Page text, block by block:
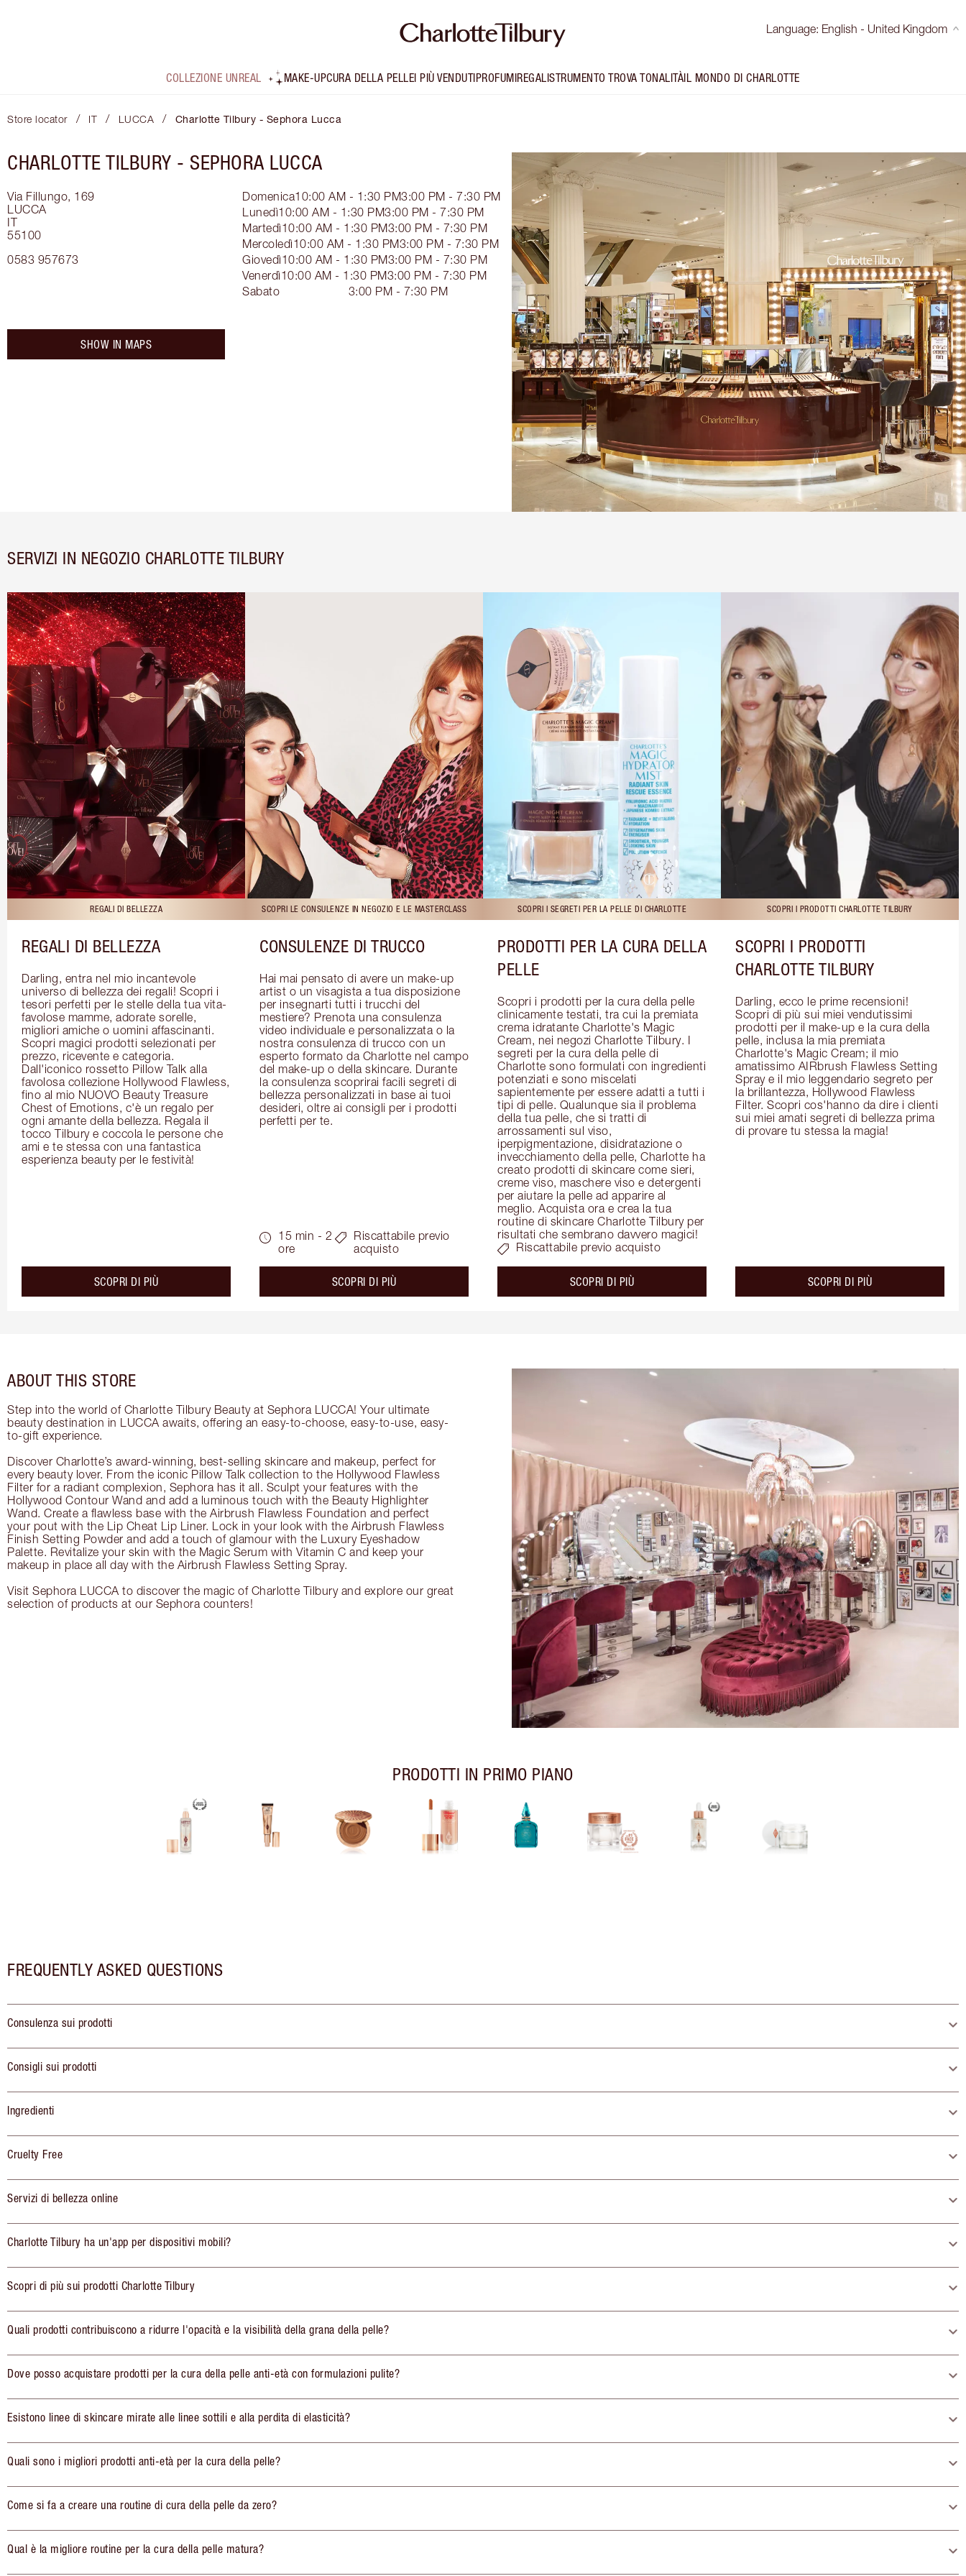
Language: English - United Kingdom
COLLEZIONE UNREAL MAKE-UPCURA DELLA PELLEI PIÙ VENDUTIPROFUMIREGALISTRUMENTO TROVA TONALITÀIL MONDO DI CHARLOTTE
Store locator / IT / LUCCA / Charlotte Tilbury - Sephora Lucca
CHARLOTTE TILBURY - SEPHORA LUCCA
Via Fillungo, 169
LUCCA
IT
55100
0583 957673
Domenica10:00 AM - 1:30 PM3:00 PM - 7:30 PM
Lunedì10:00 AM - 1:30 PM3:00 PM - 7:30 PM
Martedì10:00 AM - 1:30 PM3:00 PM - 7:30 PM
Mercoledì10:00 AM - 1:30 PM3:00 PM - 7:30 PM
Giovedì10:00 AM - 1:30 PM3:00 PM - 7:30 PM
Venerdì10:00 AM - 1:30 PM3:00 PM - 7:30 PM
Sabato
3:00 PM - 7:30 PM
SHOW IN MAPS
SERVIZI IN NEGOZIO CHARLOTTE TILBURY
REGALI DI BELLEZZA
REGALI DI BELLEZZA
Darling, entra nel mio incantevole
universo di bellezza dei regali! Scopri i
tesori perfetti per le stelle della tua vita-
favolose mamme, adorate sorelle,
migliori amiche o uomini affascinanti.
Scopri magici prodotti selezionati per
prezzo, ricevente e categoria.
Dall'iconico rossetto Pillow Talk alla
favolosa collezione Hollywood Flawless,
fino al mio NUOVO Beauty Treasure
Chest of Emotions, c'è un regalo per
ogni amante della bellezza. Regala il
tocco Tilbury e coccola le persone che
ami e te stessa con una fantastica
esperienza beauty per le festività!
SCOPRI DI PIÙabout the
SCOPRI LE CONSULENZE IN NEGOZIO E LE MASTERCLASS
CONSULENZE DI TRUCCO
Hai mai pensato di avere un make-up
artist o un visagista a tua disposizione
per insegnarti tutti i trucchi del
mestiere? Prenota una consulenza
video individuale e personalizzata o la
nostra consulenza di trucco con un
esperto formato da Charlotte nel campo
del make-up o della skincare. Durante
la consulenza scoprirai facili segreti di
bellezza personalizzati in base ai tuoi
desideri, oltre ai consigli per i prodotti
perfetti per te.
15 min - 2
ore
Riscattabile previo
acquisto
SCOPRI DI PIÙabout the
SCOPRI I SEGRETI PER LA PELLE DI CHARLOTTE
PRODOTTI PER LA CURA DELLA
PELLE
Scopri i prodotti per la cura della pelle
clinicamente testati, tra cui la premiata
crema idratante Charlotte's Magic
Cream, nei negozi Charlotte Tilbury. I
segreti per la cura della pelle di
Charlotte sono formulati con ingredienti
potenziati e sono miscelati
sapientemente per essere adatti a tutti i
tipi di pelle. Qualunque sia il problema
della tua pelle, che si tratti di
arrossamenti sul viso,
iperpigmentazione, disidratazione o
invecchiamento della pelle, Charlotte ha
creato prodotti di skincare come sieri,
creme viso, maschere viso e detergenti
per aiutare la pelle ad apparire al
meglio. Acquista ora e crea la tua
routine di skincare Charlotte Tilbury per
risultati che sembrano davvero magici!
Riscattabile previo acquisto
SCOPRI DI PIÙabout the
SCOPRI I PRODOTTI CHARLOTTE TILBURY
SCOPRI I PRODOTTI
CHARLOTTE TILBURY
Darling, ecco le prime recensioni!
Scopri di più sui miei vendutissimi
prodotti per il make-up e la cura della
pelle, inclusa la mia premiata
Charlotte's Magic Cream; il mio
amatissimo AIRbrush Flawless Setting
Spray e il mio leggendario segreto per
la brillantezza, Hollywood Flawless
Filter. Scopri cos'hanno da dire i clienti
sui miei amati segreti di bellezza prima
di provare tu stessa la magia!
SCOPRI DI PIÙabout the
ABOUT THIS STORE
Step into the world of Charlotte Tilbury Beauty at Sephora LUCCA! Your ultimate
beauty destination in LUCCA awaits, offering an easy-to-choose, easy-to-use, easy-
to-gift experience.
Discover Charlotte’s award-winning, best-selling skincare and makeup, perfect for
every beauty lover. From the iconic Pillow Talk collection to the Hollywood Flawless
Filter for a radiant complexion, Sephora has it all. Sculpt your features with the
Hollywood Contour Wand and add a luminous touch with the Beauty Highlighter
Wand. Create a flawless base with the Airbrush Flawless Foundation and perfect
your pout with the Lip Cheat Lip Liner. Lock in your look with the Airbrush Flawless
Finish Setting Powder and add a touch of glamour with the Luxury Eyeshadow
Palette. Revitalize your skin with the Magic Serum with Vitamin C and keep your
makeup in place all day with the Airbrush Flawless Setting Spray.
Visit Sephora LUCCA to discover the magic of Charlotte Tilbury and explore our great
selection of products at our Sephora counters!
PRODOTTI IN PRIMO PIANO
FREQUENTLY ASKED QUESTIONS
Consulenza sui prodotti
Consigli sui prodotti
Ingredienti
Cruelty Free
Servizi di bellezza online
Charlotte Tilbury ha un'app per dispositivi mobili?
Scopri di più sui prodotti Charlotte Tilbury
Quali prodotti contribuiscono a ridurre l'opacità e la visibilità della grana della pelle?
Dove posso acquistare prodotti per la cura della pelle anti-età con formulazioni pulite?
Esistono linee di skincare mirate alle linee sottili e alla perdita di elasticità?
Quali sono i migliori prodotti anti-età per la cura della pelle?
Come si fa a creare una routine di cura della pelle da zero?
Qual è la migliore routine per la cura della pelle matura?